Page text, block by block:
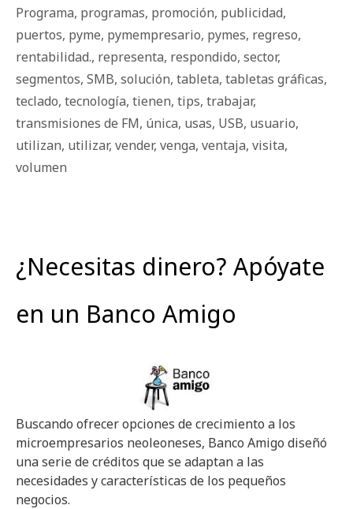
Programa, programas, promoción, publicidad,
puertos, pyme, pymempresario, pymes, regreso,
rentabilidad., representa, respondido, sector,
segmentos, SMB, solución, tableta, tabletas gráficas,
teclado, tecnología, tienen, tips, trabajar,
transmisiones de FM, única, usas, USB, usuario,
utilizan, utilizar, vender, venga, ventaja, visita,
volumen
¿Necesitas dinero? Apóyate
en un Banco Amigo
Buscando ofrecer opciones de crecimiento a los
microempresarios neoleoneses, Banco Amigo diseñó
una serie de créditos que se adaptan a las
necesidades y características de los pequeños
negocios.